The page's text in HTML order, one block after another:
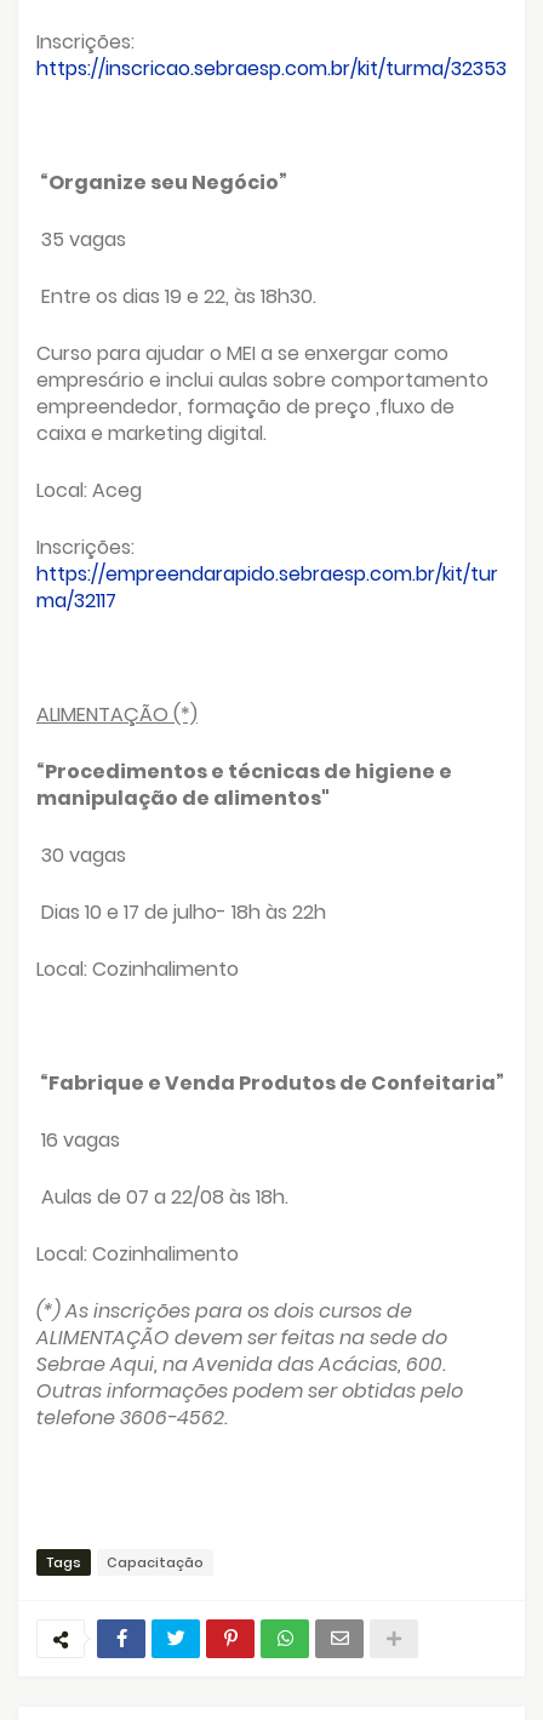
Inscrições:
https://inscricao.sebraesp.com.br/kit/turma/32353
“Organize seu Negócio”
35 vagas
Entre os dias 19 e 22, às 18h30.
Curso para ajudar o MEI a se enxergar como
empresário e inclui aulas sobre comportamento
empreendedor, formação de preço ,fluxo de
caixa e marketing digital.
Local: Aceg
Inscrições:
https://empreendarapido.sebraesp.com.br/kit/tur
ma/32117
ALIMENTAÇÃO (*)
“Procedimentos e técnicas de higiene e
manipulação de alimentos"
30 vagas
Dias 10 e 17 de julho- 18h às 22h
Local: Cozinhalimento
“Fabrique e Venda Produtos de Confeitaria”
16 vagas
Aulas de 07 a 22/08 às 18h.
Local: Cozinhalimento
(*) As inscrições para os dois cursos de
ALIMENTAÇÃO devem ser feitas na sede do
Sebrae Aqui, na Avenida das Acácias, 600.
Outras informações podem ser obtidas pelo
telefone 3606-4562.
Tags Capacitação